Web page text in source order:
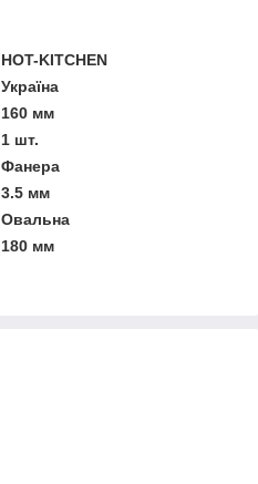
HOT-KITCHEN
Україна
160 мм
1 шт.
Фанера
3.5 мм
Овальна
180 мм